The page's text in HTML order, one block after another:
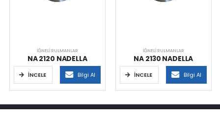
İĞNELI RULMANLAR
NA 2120 NADELLA
İNCELE Bilgi Al
İĞNELI RULMANLAR
NA 2130 NADELLA
İNCELE Bilgi Al